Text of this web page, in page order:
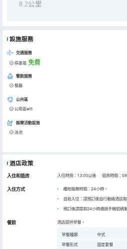
8.2公里
設施服務
交通服務
停車場 免費
餐飲服務
餐廳
公共區
公用區wifi
娛樂活動設施
泳池
酒店政策
入住和退房 入住時間：13:00以後 退房時間：
入住方式
櫃枱服務時間：24小時。
自助入住：請預訂後自行聯絡酒店
預訂後請提前24小時通過手機號碼
餐飲 酒店提供早餐。
早餐種類
中式
早餐形式
固定套餐